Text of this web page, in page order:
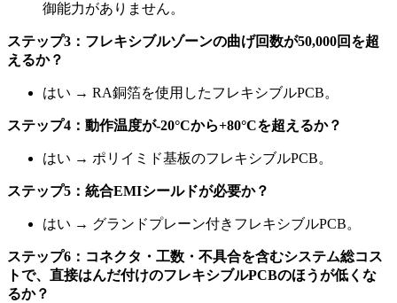
御能力がありません。
ステップ3：フレキシブルゾーンの曲げ回数が50,000回を超
えるか？
はい → RA銅箔を使用したフレキシブルPCB。
ステップ4：動作温度が-20°Cから+80°Cを超えるか？
はい → ポリイミド基板のフレキシブルPCB。
ステップ5：統合EMIシールドが必要か？
はい → グランドプレーン付きフレキシブルPCB。
ステップ6：コネクタ・工数・不具合を含むシステム総コス
トで、直接はんだ付けのフレキシブルPCBのほうが低くな
るか？